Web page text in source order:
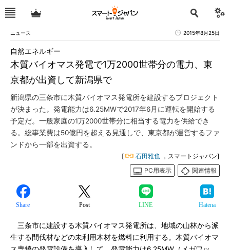
ニュース 2015年8月25日
木質バイオマス発電で1万2000世帯分の電力、東
京都が出資して新潟県で
自然エネルギー
新潟県の三条市に木質バイオマス発電所を建設するプロジェクト
が決まった。発電能力は6.25MWで2017年6月に運転を開始する
予定だ。一般家庭の1万2000世帯分に相当する電力を供給でき
る。総事業費は50億円を超える見通しで、東京都が運営するファ
ンドから一部を出資する。
[ 石田雅也 ，スマートジャパン]
PC用表示
関連情報
Share Post LINE Hatena
三条市に建設する木質バイオマス発電所は、地域の山林から派
生する間伐材などの未利用木材を燃料に利用する。木質バイオマ